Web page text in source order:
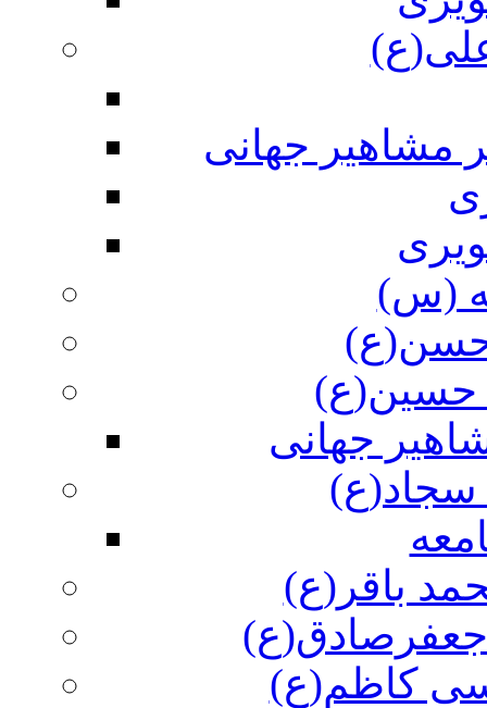
مشاهیر جهانی
(س)
حسن(ع)
حسین(ع)
جهانی
سجاد(ع)
باقر(ع)
جعفرصادق(ع)
کاظم(ع)